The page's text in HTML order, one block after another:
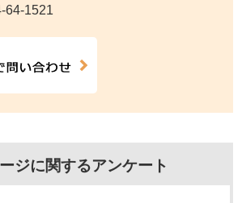
64-1521
ジに関するアンケート